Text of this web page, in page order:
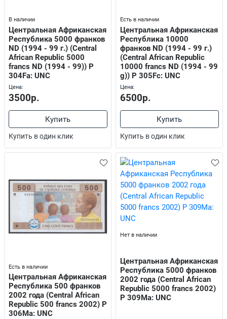
В наличии
Центральная Африканская
Республика 5000 франков
ND (1994 - 99 г.) (Central
African Republic 5000
francs ND (1994 - 99)) P
304Fа: UNC
Цена:
3500р.
Купить
Купить в один клик
Есть в наличии
Центральная Африканская
Республика 10000
франков ND (1994 - 99 г.)
(Central African Republic
10000 francs ND (1994 - 99
g)) P 305Fс: UNC
Цена:
6500р.
Купить
Купить в один клик
Есть в наличии
Центральная Африканская
Республика 500 франков
2002 года (Central African
Republic 500 francs 2002) P
306Ma: UNC
Нет в наличии
Центральная Африканская
Республика 5000 франков
2002 года (Central African
Republic 5000 francs 2002)
P 309Ma: UNC